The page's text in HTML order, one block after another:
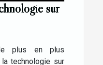
sur
plus en plus
technologie sur